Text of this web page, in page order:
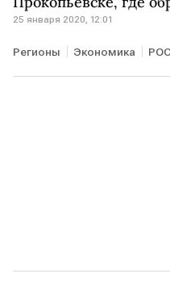
25 января 2020, 12:01
Регионы Экономика
цех реконструкция